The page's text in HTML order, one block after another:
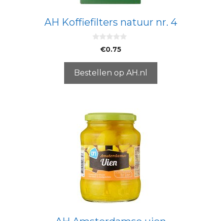
AH Koffiefilters natuur nr. 4
5
€0.75
Bestellen op AH.nl